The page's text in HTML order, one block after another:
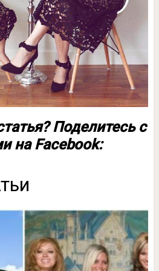
Поделитесь с
на Facebook: